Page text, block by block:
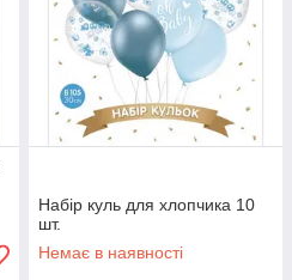
Набір куль для хлопчика 10
шт.
Немає в наявності